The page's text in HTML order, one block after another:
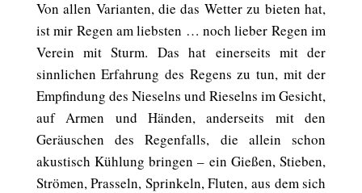
Von allen Varianten, die das Wetter zu bieten hat,
ist mir Regen am liebsten … noch lieber Regen im
Verein mit Sturm. Das hat einerseits mit der
sinnlichen Erfahrung des Regens zu tun, mit der
Empfindung des Nieselns und Rieselns im Gesicht,
auf Armen und Händen, anderseits mit den
Geräuschen des Regenfalls, die allein schon
akustisch Kühlung bringen – ein Gießen, Stieben,
Strömen, Prasseln, Sprinkeln, Fluten, aus dem sich